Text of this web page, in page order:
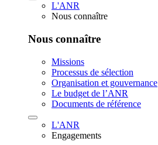
L'ANR
Nous connaître
Nous connaître
Missions
Processus de sélection
Organisation et gouvernance
Le budget de l’ANR
Documents de référence
L'ANR
Engagements